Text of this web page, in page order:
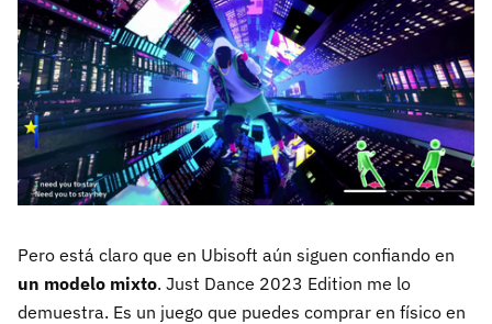
Pero está claro que en Ubisoft aún siguen confiando en
un modelo mixto. Just Dance 2023 Edition me lo
demuestra. Es un juego que puedes comprar en físico en